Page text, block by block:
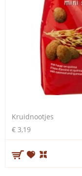
Kruidnootjes
€ 3,19